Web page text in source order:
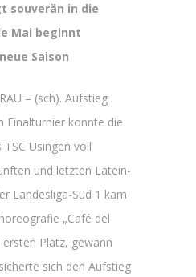
souverän in die
Mai beginnt
Saison
– (sch). Aufstieg
Finalturnier konnte die
Usingen voll
und letzten Latein-
Landesliga-Süd 1 kam
„Café del
Platz, gewann
sich den Aufstieg